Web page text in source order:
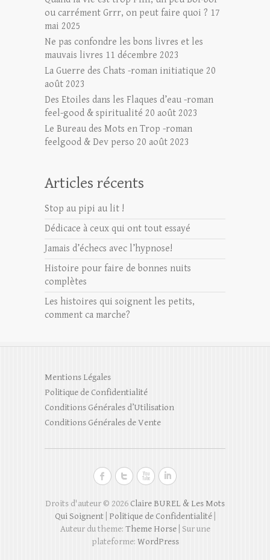
ou carrément Grrr, on peut faire quoi ? 17
mai 2025
Ne pas confondre les bons livres et les
mauvais livres 11 décembre 2023
La Guerre des Chats -roman initiatique 20
août 2023
Des Etoiles dans les Flaques d’eau -roman
feel-good & spiritualité 20 août 2023
Le Bureau des Mots en Trop -roman
feelgood & Dev perso 20 août 2023
Articles récents
Stop au pipi au lit !
Dédicace à ceux qui ont tout essayé
Jamais d’échecs avec l’hypnose!
Histoire pour faire de bonnes nuits
complètes
Les histoires qui soignent les petits,
comment ca marche?
Mentions Légales
Politique de Confidentialité
Conditions Générales d’Utilisation
Conditions Générales de Vente
Droits d'auteur © 2026 Claire BUREL & Les Mots
Qui Soignent| Politique de Confidentialité|
Auteur du theme: Theme Horse| Sur une
plateforme: WordPress